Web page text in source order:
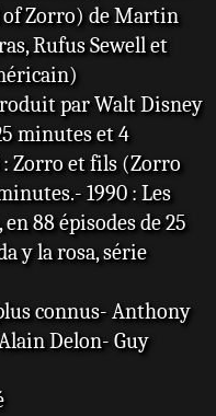
of Zorro) de Martin
Rufus Sewell et
par Walt Disney
minutes et 4
: Zorro et fils (Zorro
1990 : Les
88 épisodes de 25
y la rosa, série
connus- Anthony
Delon- Guy